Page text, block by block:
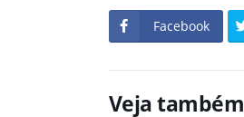
Facebook
Veja também